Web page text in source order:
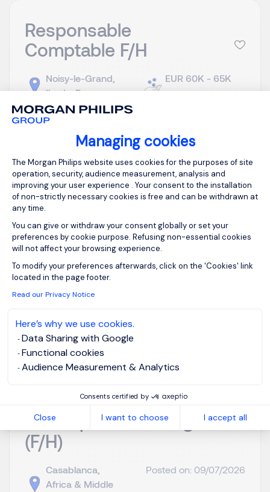
Managing cookies
Consent Management Platform:
The Morgan Philips website uses cookies for the purposes of site
operation, security, audience measurement, analysis and
improving your user experience . Your consent to the installation
of non-strictly necessary cookies is free and can be withdrawn at
any time.
You can give or withdraw your consent globally or set your
preferences by cookie purpose. Refusing non-essential cookies
will not affect your browsing experience.
To modify your preferences afterwards, click on the 'Cookies' link
located in the page footer.
Read our Privacy Notice
Here’s why we use cookies.
Data Sharing with Google
Functional cookies
Audience Measurement & Analytics
Consents certified by
Close I want to choose I accept all
Responsable
Comptable F/H
Noisy-le-Grand,
Ile-de-France
Permanent
EUR 60K - 65K
per year
Notre client est un acteur majeur dans l’édition de
logiciel. Il recherche un Responsable Comptable
F/H Mission principale Vous êtes le garant de la
cohérence, de la fluidité et de la fiabilité des
processus comptables de bout en bout, depuis le
Procure-to-Pay (P2P) jusqu’au Record-to-Report
(R2R). ...
View job and apply
Growth & Market
Development Manager
(F/H)
Casablanca,
Africa & Middle
Posted on: 09/07/2026